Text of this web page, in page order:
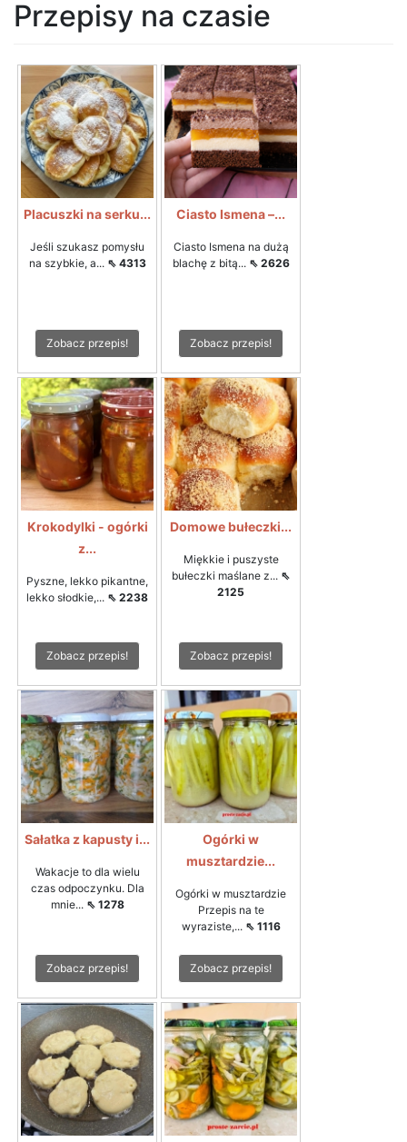
Przepisy na czasie
Placuszki na serku...
Jeśli szukasz pomysłu
na szybkie, a... ⇖ 4313
Zobacz przepis!
Ciasto Ismena –...
Ciasto Ismena na dużą
blachę z bitą... ⇖ 2626
Zobacz przepis!
Krokodylki - ogórki
z...
Pyszne, lekko pikantne,
lekko słodkie,... ⇖ 2238
Zobacz przepis!
Domowe bułeczki...
Miękkie i puszyste
bułeczki maślane z... ⇖
2125
Zobacz przepis!
Sałatka z kapusty i...
Wakacje to dla wielu
czas odpoczynku. Dla
mnie... ⇖ 1278
Zobacz przepis!
Ogórki w
musztardzie...
Ogórki w musztardzie
Przepis na te
wyraziste,... ⇖ 1116
Zobacz przepis!